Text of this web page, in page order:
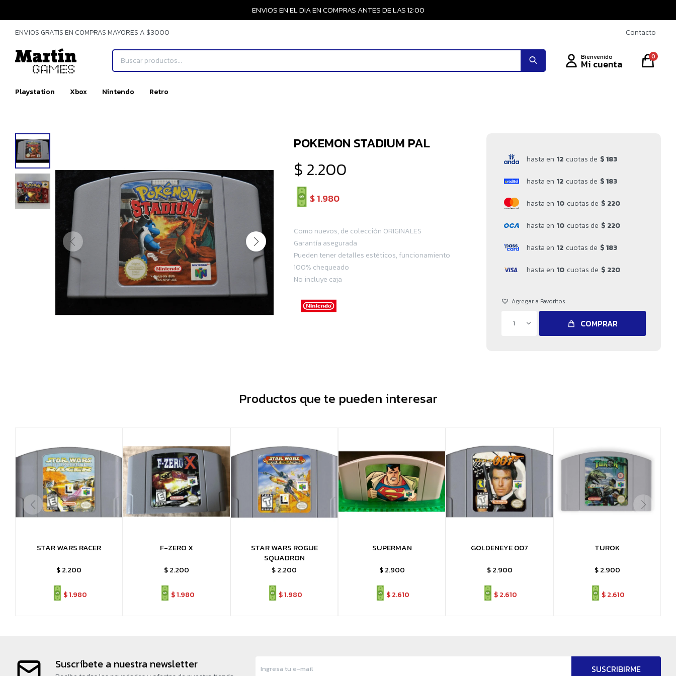
ENVIOS EN EL DIA EN COMPRAS ANTES DE LAS 12:00
Playstation Xbox Nintendo Retro
0
ENVIOS GRATIS EN COMPRAS MAYORES A $3000 Contacto
POKEMON STADIUM PAL
$ 2.200
$ 1.980
Como nuevos, de colección ORIGINALES
Garantía asegurada
Pueden tener detalles estéticos, funcionamiento
100% chequeado
No incluye caja
hasta en 12 cuotas de $ 183
hasta en 12 cuotas de $ 183
hasta en 10 cuotas de $ 220
hasta en 10 cuotas de $ 220
hasta en 12 cuotas de $ 183
hasta en 10 cuotas de $ 220
1 COMPRAR
Productos que te pueden interesar
STAR WARS RACER
$2.200
$1.980
F-ZERO X
$2.200
$1.980
STAR WARS ROGUE
SQUADRON
$2.200
$1.980
SUPERMAN
$ 2.900
$2.610
GOLDENEYE 007
$ 2.900
$2.610
TUROK
$ 2.900
$2.610
Suscríbete a nuestra newsletter SUSCRIBIRME